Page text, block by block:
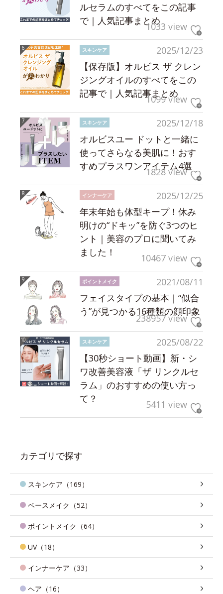
ルセラムのすべてをこの記事
で｜人気記事まとめ1033 view
2025/12/23
スキンケア
【保存版】オルビス ザ クレン
ジングオイルのすべてをこの
記事で｜人気記事まとめ
1099 view
2025/12/18
スキンケア
オルビスユー ドットと一緒に
使ってさらなる美肌に！おす
すめプラスワンアイテム4選
1828 view
2025/12/25
インナーケア
年末年始も体型キープ！休み
明けの“ドキッ”を防ぐ3つのヒ
ント｜美容のプロに聞いてみ
ました！
10467 view
2021/08/11
ポイントメイク
フェイスタイプの基本｜“似合
う”が見つかる16種類の顔印象
238957 view
2025/08/22
スキンケア
【30秒ショート動画】新・シ
ワ改善美容液「ザ リンクルセ
ラム」のおすすめの使い方っ
て？
5411 view
カテゴリで探す
スキンケア（169）
ベースメイク（52）
ポイントメイク（64）
UV（18）
インナーケア（33）
ヘア（16）